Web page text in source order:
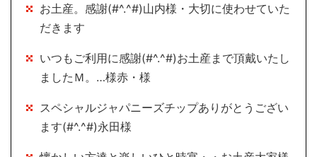
お土産。感謝(#^.^#)山内様・大切に使わせていた
だきます
いつもご利用に感謝(#^.^#)お土産まで頂戴いたし
ましたＭ。…様赤・様
スペシャルジャパニーズチップありがとうござい
ます(#^.^#)永田様